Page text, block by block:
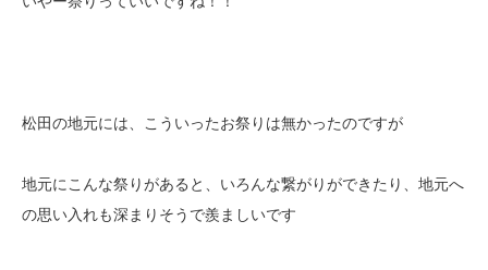
松田の地元には、こういったお祭りは無かったのですが
地元にこんな祭りがあると、いろんな繋がりができたり、地元へ
の思い入れも深まりそうで羨ましいです